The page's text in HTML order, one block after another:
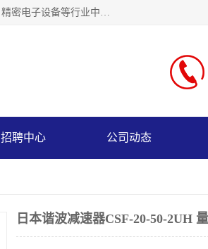
上海浜田实业有限公司专业致力于传动控制行业。面向工业机器人、半导体、机床、船舶、点胶、印刷、精密电子设备等行业中的运动控制技术。为日本哈默纳科（HarmonicDrive简称HD）中国地区定代理商，其生产的HarmonicDrive谐波减速机，具有轻量、小型、传动效率高、减速范围广、精度高等特点，被广泛应用于各种传动系统中。完善的技术，完善的售后，让您的选择无后顾之忧，欢迎您的来电洽谈！
招聘中心 公司动态
日本谐波减速器CSF-20-50-2UH